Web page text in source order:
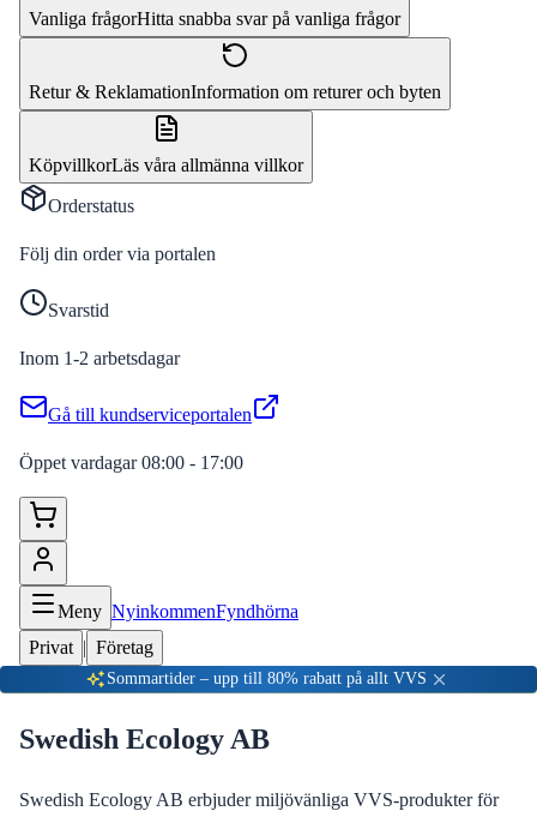
Vanliga frågorHitta snabba svar på vanliga frågor
Retur & ReklamationInformation om returer och byten
KöpvillkorLäs våra allmänna villkor
Orderstatus
Följ din order via portalen
Svarstid
Inom 1-2 arbetsdagar
Gå till kundserviceportalen
Öppet vardagar 08:00 - 17:00
Meny NyinkommenFyndhörna
Privat | Företag
Sommartider – upp till 80% rabatt på allt VVS
Swedish Ecology AB
Swedish Ecology AB erbjuder miljövänliga VVS-produkter för